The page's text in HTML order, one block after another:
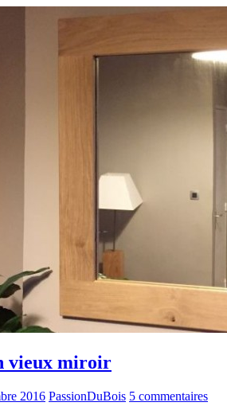
vieux miroir
2016 PassionDuBois 5 commentaires